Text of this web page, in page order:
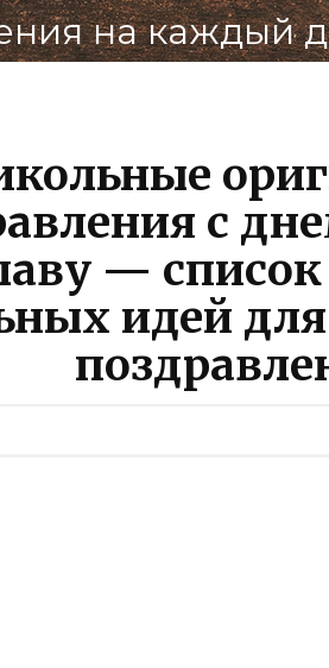
на каждый
с
—
идей